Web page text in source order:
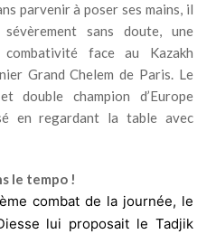
parvenir à poser ses mains, il
sans doute, une
face au Kazakh
Grand Chelem de Paris. Le
double champion d’Europe
en regardant la table avec
le tempo !
combat de la journée, le
lui proposait le Tadjik